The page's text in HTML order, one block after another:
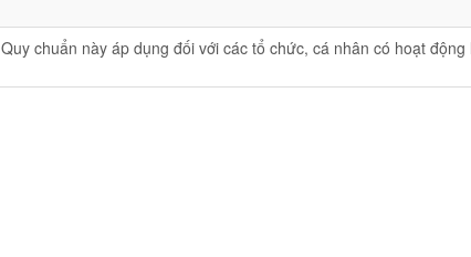
Quy chuẩn này áp dụng đối với các tổ chức, cá nhân có hoạt